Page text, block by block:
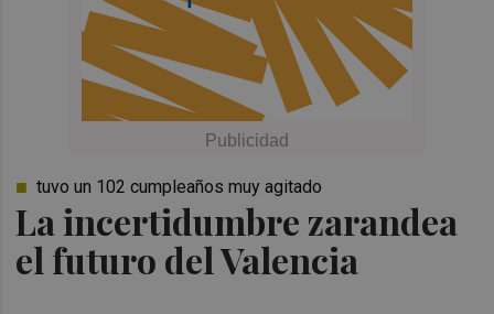
La incertidumbre zarandea
el futuro del Valencia
tuvo un 102 cumpleaños muy agitado